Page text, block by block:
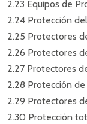
2.23 Equipos de
2.24 Protección
2.25 Protectores
2.26 Protectores
2.27 Protectores
2.28 Protección
2.29 Protectores
2.30 Protección